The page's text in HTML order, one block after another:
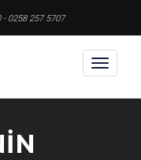
- 0258 257 5707
Toggle